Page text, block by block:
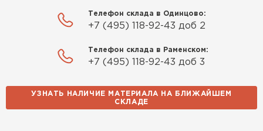
Телефон склада в Одинцово:
+7 (495) 118-92-43 доб 2
Телефон склада в Раменском:
+7 (495) 118-92-43 доб 3
УЗНАТЬ НАЛИЧИЕ МАТЕРИАЛА НА БЛИЖАЙШЕМ
СКЛАДЕ